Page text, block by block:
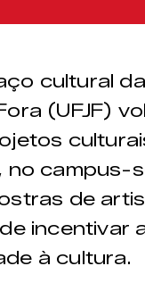
cultural da
(UFJF)
no campus-
de
incentivar
à cultura.